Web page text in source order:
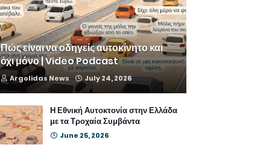
Πώς είναι να οδηγείς αυτοκίνητο και
όχι μόνο | Video Podcast
Argolidas News July 24, 2026
Η Εθνική Αυτοκτονία στην Ελλάδα
με τα Τροχαία Συμβάντα
June 25, 2026